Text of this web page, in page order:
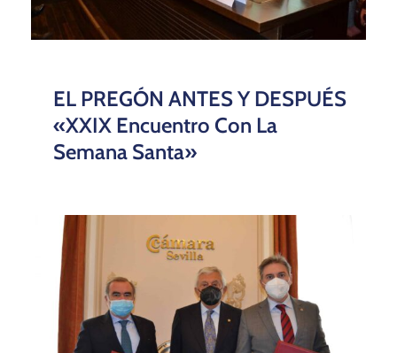
EL PREGÓN ANTES Y DESPUÉS
«XXIX Encuentro Con La
Semana Santa»